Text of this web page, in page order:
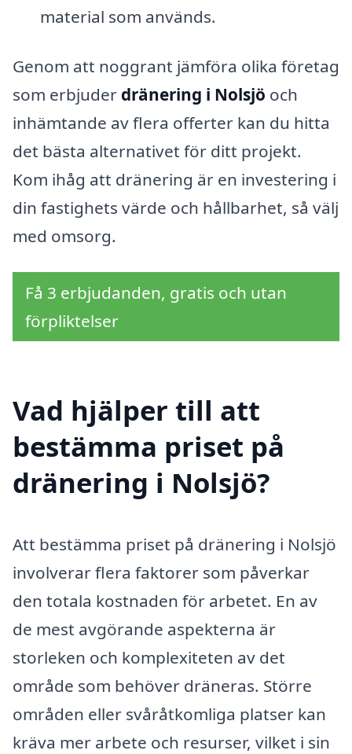
material som används.
Genom att noggrant jämföra olika företag
som erbjuder dränering i Nolsjö och
inhämtande av flera offerter kan du hitta
det bästa alternativet för ditt projekt.
Kom ihåg att dränering är en investering i
din fastighets värde och hållbarhet, så välj
med omsorg.
Få 3 erbjudanden, gratis och utan
förpliktelser
Vad hjälper till att
bestämma priset på
dränering i Nolsjö?
Att bestämma priset på dränering i Nolsjö
involverar flera faktorer som påverkar
den totala kostnaden för arbetet. En av
de mest avgörande aspekterna är
storleken och komplexiteten av det
område som behöver dräneras. Större
områden eller svåråtkomliga platser kan
kräva mer arbete och resurser, vilket i sin